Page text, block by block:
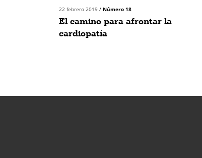
22 febrero 2019 / Número 18
El camino para afrontar la
cardiopatía